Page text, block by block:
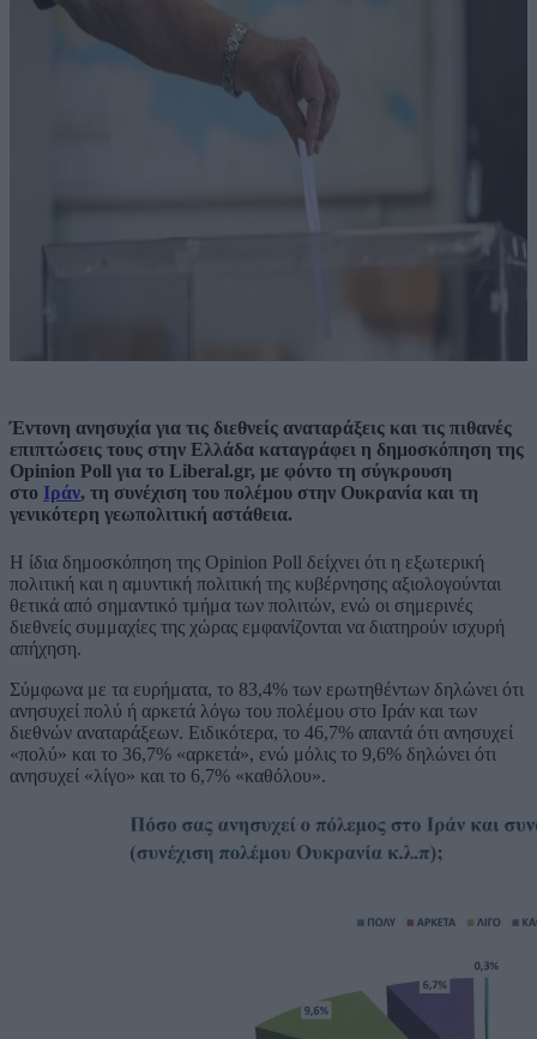
Έντονη ανησυχία για τις διεθνείς αναταράξεις και τις πιθανές
επιπτώσεις τους στην Ελλάδα καταγράφει η δημοσκόπηση της
Opinion Poll για το Liberal.gr, με φόντο τη σύγκρουση
στο Ιράν, τη συνέχιση του πολέμου στην Ουκρανία και τη
γενικότερη γεωπολιτική αστάθεια.
Η ίδια δημοσκόπηση της Opinion Poll δείχνει ότι η εξωτερική
πολιτική και η αμυντική πολιτική της κυβέρνησης αξιολογούνται
θετικά από σημαντικό τμήμα των πολιτών, ενώ οι σημερινές
διεθνείς συμμαχίες της χώρας εμφανίζονται να διατηρούν ισχυρή
απήχηση.
Σύμφωνα με τα ευρήματα, το 83,4% των ερωτηθέντων δηλώνει ότι
ανησυχεί πολύ ή αρκετά λόγω του πολέμου στο Ιράν και των
διεθνών αναταράξεων. Ειδικότερα, το 46,7% απαντά ότι ανησυχεί
«πολύ» και το 36,7% «αρκετά», ενώ μόλις το 9,6% δηλώνει ότι
ανησυχεί «λίγο» και το 6,7% «καθόλου».